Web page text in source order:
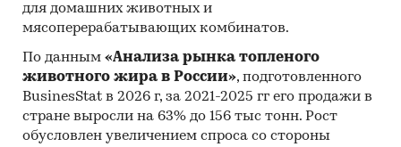
для домашних животных и
мясоперерабатывающих комбинатов.
По данным «Анализа рынка топленого
животного жира в России», подготовленного
BusinesStat в 2026 г, за 2021-2025 гг его продажи в
стране выросли на 63% до 156 тыс тонн. Рост
обусловлен увеличением спроса со стороны